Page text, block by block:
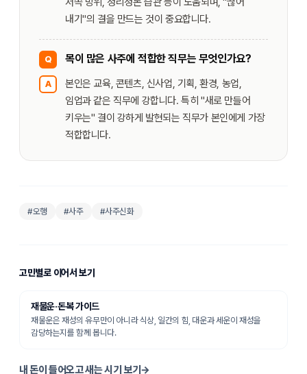
내기"의 결을 만드는 것이 중요합니다.
Q 목이 많은 사주에 적합한 직무는 무엇인가요?
A
본인은 교육, 콘텐츠, 신사업, 기획, 환경, 농업,
임업과 같은 직무에 강합니다. 특히 "새로 만들어
키우는" 결이 강하게 발현되는 직무가 본인에게 가장
적합합니다.
#오행 #사주 #사주신화
고민별로 이어서 보기
재물운·돈복가이드
재물운은 재성의 유무만이 아니라 식상, 일간의 힘, 대운과 세운이 재성을
감당하는지를 함께 봅니다.
내 돈이 들어오고 새는 시기 보기 →